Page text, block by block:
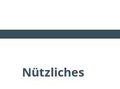
Nützliches